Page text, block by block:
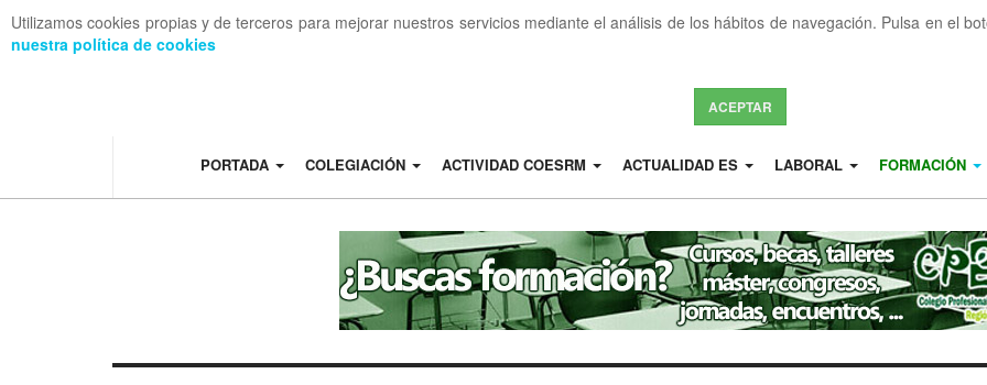
Utilizamos cookies propias y de terceros para mejorar nuestros servicios mediante el análisis de los hábitos de navegación. Pulsa en el
nuestra política de cookies
ACEPTAR
PORTADA COLEGIACIÓN ACTIVIDAD COESRM ACTUALIDAD ES LABORAL FORMACIÓN